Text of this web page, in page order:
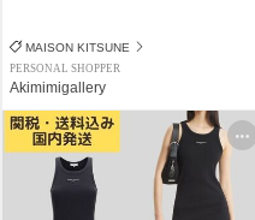
MAISON KITSUNE
PERSONAL SHOPPER
Akimimigallery